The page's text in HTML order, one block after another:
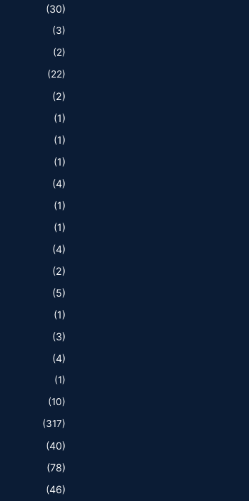
(30)
(3)
(2)
(22)
(2)
(1)
(1)
(1)
(4)
(1)
(1)
(4)
(2)
(5)
(1)
(3)
(4)
(1)
(10)
(317)
(40)
(78)
(46)